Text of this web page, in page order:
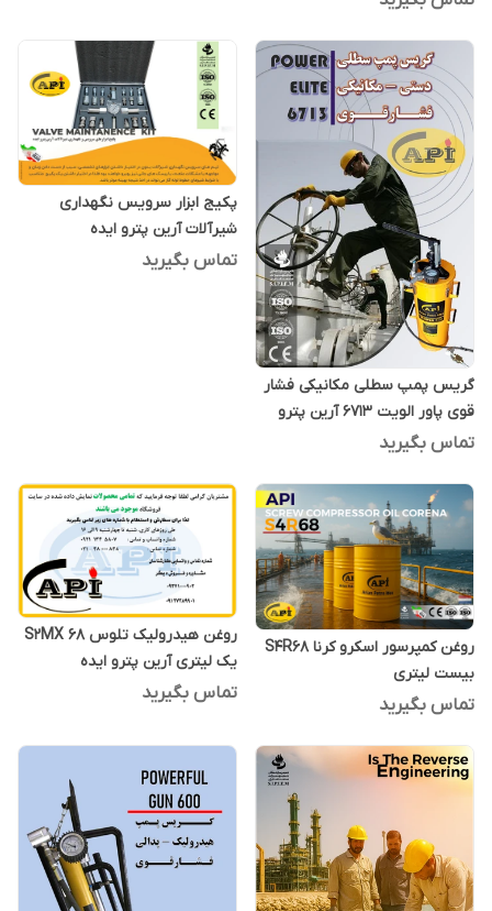
گریس پمپ سطلی مکانیکی فشار
قوی پاور الویت 6713 آرین پترو
ایده
تماس بگیرید
پکیج ابزار سرویس نگهداری
شیرآلات آرین پترو ایده
تماس بگیرید
روغن کمپرسور اسکرو کرنا S4R68
بیست لیتری
تماس بگیرید
روغن هیدرولیک تلوس S2MX 68
یک لیتری آرین پترو ایده
تماس بگیرید